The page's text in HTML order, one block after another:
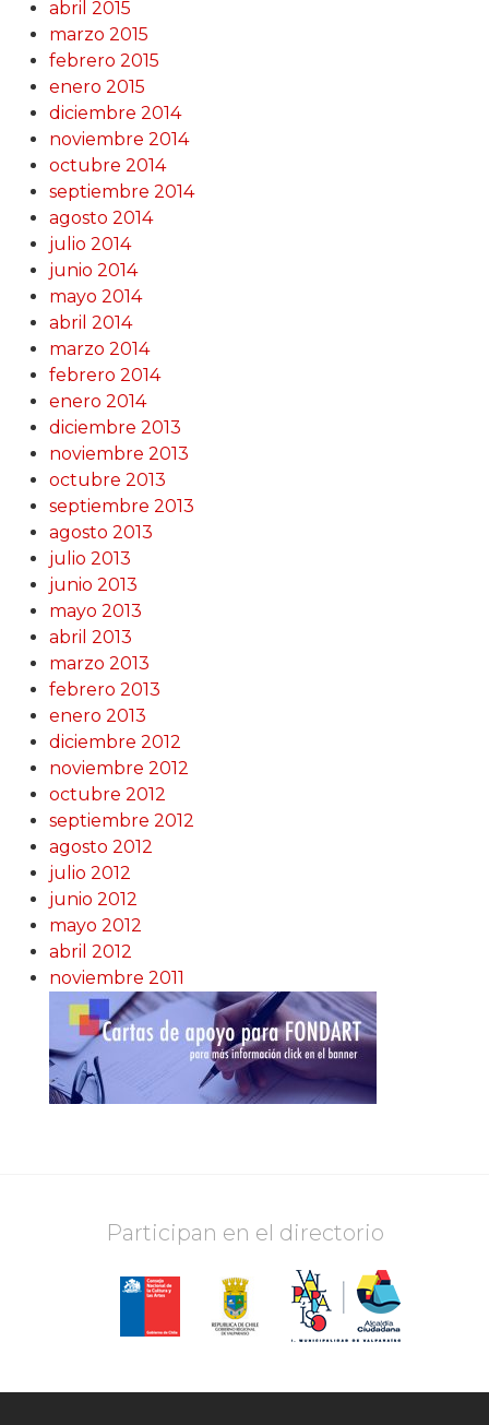
abril 2015
marzo 2015
febrero 2015
enero 2015
diciembre 2014
noviembre 2014
octubre 2014
septiembre 2014
agosto 2014
julio 2014
junio 2014
mayo 2014
abril 2014
marzo 2014
febrero 2014
enero 2014
diciembre 2013
noviembre 2013
octubre 2013
septiembre 2013
agosto 2013
julio 2013
junio 2013
mayo 2013
abril 2013
marzo 2013
febrero 2013
enero 2013
diciembre 2012
noviembre 2012
octubre 2012
septiembre 2012
agosto 2012
julio 2012
junio 2012
mayo 2012
abril 2012
noviembre 2011
Participan en el directorio